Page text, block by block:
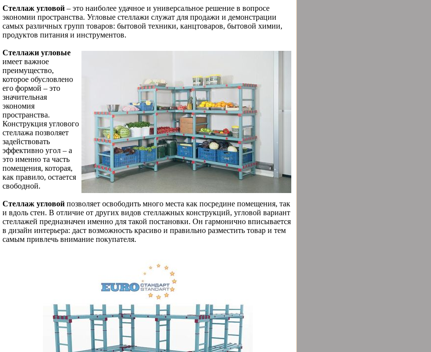
Стеллаж угловой– это наиболее удачное и универсальное решение в вопросе
экономии пространства. Угловые стеллажи служат для продажи и демонстрации
самых различных групп товаров: бытовой техники, канцтоваров, бытовой химии,
продуктов питания и инструментов.
Стеллажи угловые
имеет важное
преимущество,
которое обусловлено
его формой – это
значительная
экономия
пространства.
Конструкция углового
стеллажа позволяет
задействовать
эффективно угол – а
это именно та часть
помещения, которая,
как правило, остается
свободной.
Стеллаж угловойпозволяет освободить много места как посредине помещения, так
и вдоль стен. В отличие от других видов стеллажных конструкций, угловой вариант
стеллажей предназначен именно для такой постановки. Он гармонично вписывается
в дизайн интерьера: даст возможность красиво и правильно разместить товар и тем
самым привлечь внимание покупателя.